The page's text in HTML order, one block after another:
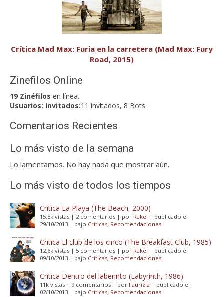
Crítica Mad Max: Furia en la carretera (Mad Max: Fury
Road, 2015)
Zinefilos Online
19 Zinéfilos en línea.
Usuarios: Invitados:11 invitados, 8 Bots
Comentarios Recientes
Lo más visto de la semana
Lo lamentamos. No hay nada que mostrar aún.
Lo más visto de todos los tiempos
Critica La Playa (The Beach, 2000)
15.5k vistas | 2 comentarios | por Rakel | publicado el
29/10/2013 | bajo Críticas, Recomendaciones
Critica El club de los cinco (The Breakfast Club, 1985)
12.6k vistas | 5 comentarios | por Rakel | publicado el
09/10/2013 | bajo Críticas, Recomendaciones
Critica Dentro del laberinto (Labyrinth, 1986)
11k vistas | 9 comentarios | por Faurizia | publicado el
02/10/2013 | bajo Críticas, Recomendaciones